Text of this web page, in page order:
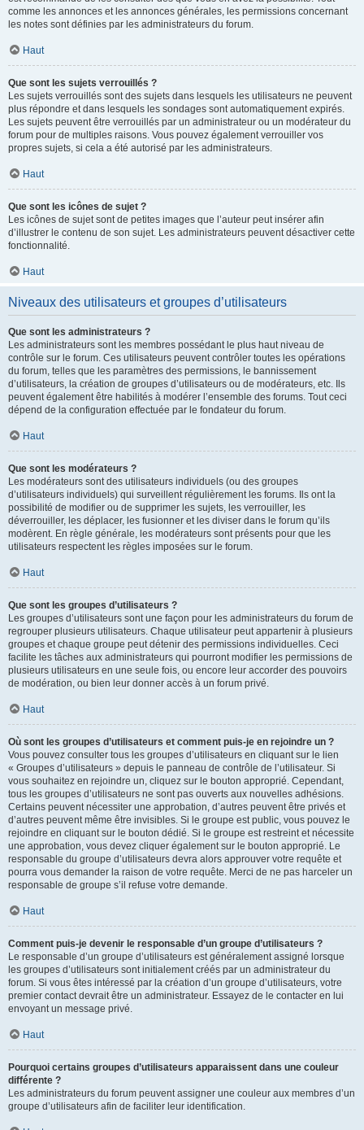
comme les annonces et les annonces générales, les permissions concernant
les notes sont définies par les administrateurs du forum.
Haut
Que sont les sujets verrouillés ?
Les sujets verrouillés sont des sujets dans lesquels les utilisateurs ne peuvent
plus répondre et dans lesquels les sondages sont automatiquement expirés.
Les sujets peuvent être verrouillés par un administrateur ou un modérateur du
forum pour de multiples raisons. Vous pouvez également verrouiller vos
propres sujets, si cela a été autorisé par les administrateurs.
Haut
Que sont les icônes de sujet ?
Les icônes de sujet sont de petites images que l’auteur peut insérer afin
d’illustrer le contenu de son sujet. Les administrateurs peuvent désactiver cette
fonctionnalité.
Haut
Niveaux des utilisateurs et groupes d’utilisateurs
Que sont les administrateurs ?
Les administrateurs sont les membres possédant le plus haut niveau de
contrôle sur le forum. Ces utilisateurs peuvent contrôler toutes les opérations
du forum, telles que les paramètres des permissions, le bannissement
d’utilisateurs, la création de groupes d’utilisateurs ou de modérateurs, etc. Ils
peuvent également être habilités à modérer l’ensemble des forums. Tout ceci
dépend de la configuration effectuée par le fondateur du forum.
Haut
Que sont les modérateurs ?
Les modérateurs sont des utilisateurs individuels (ou des groupes
d’utilisateurs individuels) qui surveillent régulièrement les forums. Ils ont la
possibilité de modifier ou de supprimer les sujets, les verrouiller, les
déverrouiller, les déplacer, les fusionner et les diviser dans le forum qu’ils
modèrent. En règle générale, les modérateurs sont présents pour que les
utilisateurs respectent les règles imposées sur le forum.
Haut
Que sont les groupes d’utilisateurs ?
Les groupes d’utilisateurs sont une façon pour les administrateurs du forum de
regrouper plusieurs utilisateurs. Chaque utilisateur peut appartenir à plusieurs
groupes et chaque groupe peut détenir des permissions individuelles. Ceci
facilite les tâches aux administrateurs qui pourront modifier les permissions de
plusieurs utilisateurs en une seule fois, ou encore leur accorder des pouvoirs
de modération, ou bien leur donner accès à un forum privé.
Haut
Où sont les groupes d’utilisateurs et comment puis-je en rejoindre un ?
Vous pouvez consulter tous les groupes d’utilisateurs en cliquant sur le lien
« Groupes d’utilisateurs » depuis le panneau de contrôle de l’utilisateur. Si
vous souhaitez en rejoindre un, cliquez sur le bouton approprié. Cependant,
tous les groupes d’utilisateurs ne sont pas ouverts aux nouvelles adhésions.
Certains peuvent nécessiter une approbation, d’autres peuvent être privés et
d’autres peuvent même être invisibles. Si le groupe est public, vous pouvez le
rejoindre en cliquant sur le bouton dédié. Si le groupe est restreint et nécessite
une approbation, vous devez cliquer également sur le bouton approprié. Le
responsable du groupe d’utilisateurs devra alors approuver votre requête et
pourra vous demander la raison de votre requête. Merci de ne pas harceler un
responsable de groupe s’il refuse votre demande.
Haut
Comment puis-je devenir le responsable d’un groupe d’utilisateurs ?
Le responsable d’un groupe d’utilisateurs est généralement assigné lorsque
les groupes d’utilisateurs sont initialement créés par un administrateur du
forum. Si vous êtes intéressé par la création d’un groupe d’utilisateurs, votre
premier contact devrait être un administrateur. Essayez de le contacter en lui
envoyant un message privé.
Haut
Pourquoi certains groupes d’utilisateurs apparaissent dans une couleur
différente ?
Les administrateurs du forum peuvent assigner une couleur aux membres d’un
groupe d’utilisateurs afin de faciliter leur identification.